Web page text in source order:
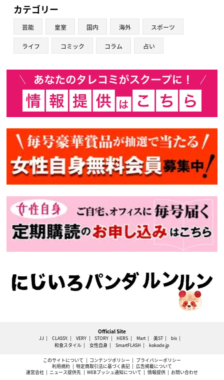
カテゴリー
芸能 皇室 国内 海外 スポーツ
ライフ コミック コラム 占い
Official Site
JJ CLASSY. VERY STORY HERS Mart 美ST
bis
和食スタイル
女性自身 SmartFLASH kokode.jp
このサイトについて コンテンツポリシー
プライバシーポリシー
利用規約
特定商取引法に基づく表記
広告掲載について
運営会社
ニュース提供先 WEBプッシュ通知について 情報提供 お問い合わせ